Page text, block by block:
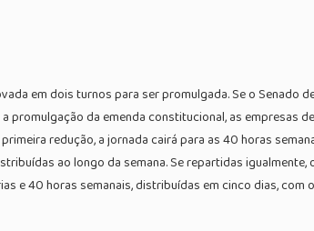
em dois turnos para ser promulgada. Se o Senado
da emenda constitucional, as empresas
redução, a jornada cairá para as 40 horas
ao longo da semana. Se repartidas
e 40 horas semanais, distribuídas em cinco dias,